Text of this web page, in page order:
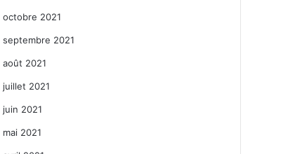
octobre 2021
septembre 2021
août 2021
juillet 2021
juin 2021
mai 2021